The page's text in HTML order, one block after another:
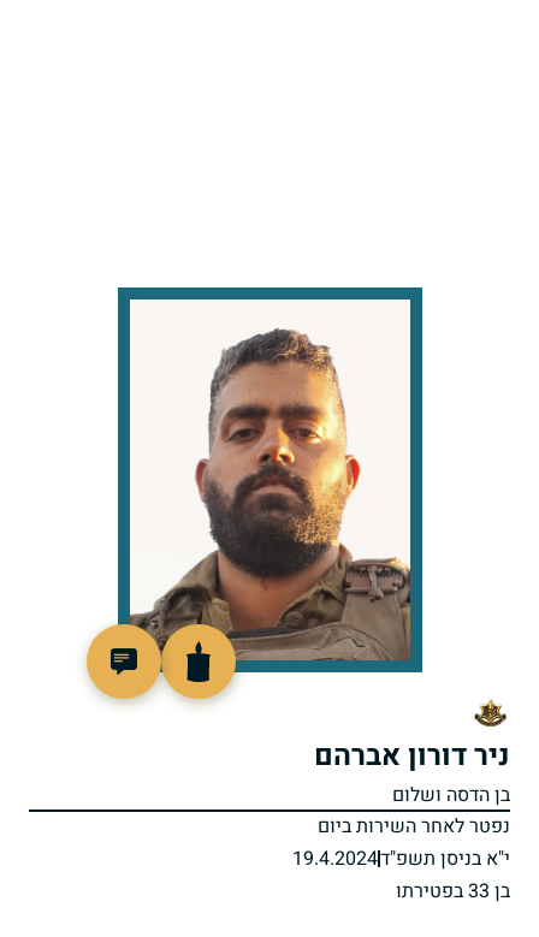
ניר דורון אברהם
בן הדסה ושלום
נפטר לאחר השירות ביום
י"א בניסן תשפ"ד19.4.2024
בן 33 בפטירתו